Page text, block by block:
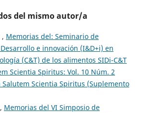
del mismo autor/a
Memorias del: Seminario de
e innovación (I&D+i) en
(C&T) de los alimentos SIDi-C&T
Scientia Spiritus: Vol. 10 Núm. 2
Salutem Scientia Spiritus (Suplemento
Memorias del VI Simposio de